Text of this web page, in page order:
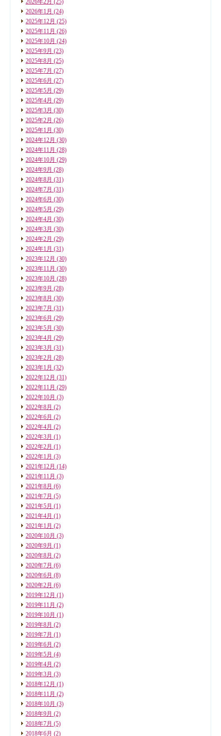
2026年1月 (24)
2025年12月 (25)
2025年11月 (26)
2025年10月 (24)
2025年9月 (23)
2025年8月 (25)
2025年7月 (27)
2025年6月 (27)
2025年5月 (29)
2025年4月 (29)
2025年3月 (30)
2025年2月 (26)
2025年1月 (30)
2024年12月 (30)
2024年11月 (28)
2024年10月 (29)
2024年9月 (28)
2024年8月 (31)
2024年7月 (31)
2024年6月 (30)
2024年5月 (29)
2024年4月 (30)
2024年3月 (30)
2024年2月 (29)
2024年1月 (31)
2023年12月 (30)
2023年11月 (30)
2023年10月 (28)
2023年9月 (28)
2023年8月 (30)
2023年7月 (31)
2023年6月 (29)
2023年5月 (30)
2023年4月 (29)
2023年3月 (31)
2023年2月 (28)
2023年1月 (32)
2022年12月 (31)
2022年11月 (29)
2022年10月 (3)
2022年8月 (2)
2022年6月 (2)
2022年4月 (2)
2022年3月 (1)
2022年2月 (1)
2022年1月 (3)
2021年12月 (14)
2021年11月 (3)
2021年8月 (6)
2021年7月 (5)
2021年5月 (1)
2021年4月 (1)
2021年1月 (2)
2020年10月 (3)
2020年9月 (1)
2020年8月 (2)
2020年7月 (6)
2020年6月 (8)
2020年2月 (6)
2019年12月 (1)
2019年11月 (2)
2019年10月 (1)
2019年8月 (2)
2019年7月 (1)
2019年6月 (2)
2019年5月 (4)
2019年4月 (2)
2019年3月 (3)
2018年12月 (1)
2018年11月 (2)
2018年10月 (3)
2018年9月 (2)
2018年7月 (5)
2018年6月 (2)